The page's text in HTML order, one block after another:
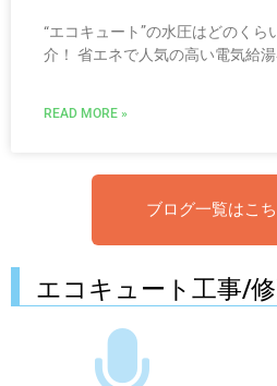
“エコキュート”の水圧はどのくら
介！ 省エネで人気の高い電気給
READ MORE »
ブログ一覧はこ
エコキュート工事/